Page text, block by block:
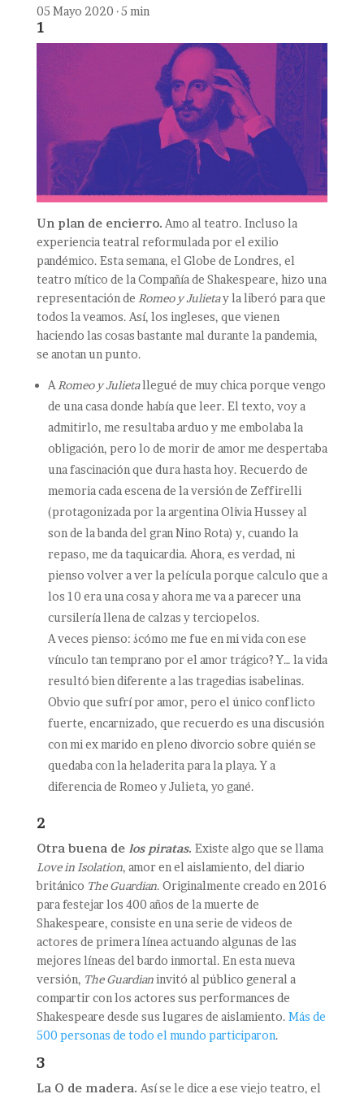
05 Mayo 2020 · 5 min
1
Un plan de encierro. Amo al teatro. Incluso la
experiencia teatral reformulada por el exilio
pandémico. Esta semana, el Globe de Londres, el
teatro mítico de la Compañía de Shakespeare, hizo una
representación de Romeo y Julietay la liberó para que
todos la veamos. Así, los ingleses, que vienen
haciendo las cosas bastante mal durante la pandemia,
se anotan un punto.
A Romeo y Julietallegué de muy chica porque vengo
de una casa donde había que leer. El texto, voy a
admitirlo, me resultaba arduo y me embolaba la
obligación, pero lo de morir de amor me despertaba
una fascinación que dura hasta hoy. Recuerdo de
memoria cada escena de la versión de Zeffirelli
(protagonizada por la argentina Olivia Hussey al
son de la banda del gran Nino Rota) y, cuando la
repaso, me da taquicardia. Ahora, es verdad, ni
pienso volver a ver la película porque calculo que a
los 10 era una cosa y ahora me va a parecer una
cursilería llena de calzas y terciopelos.
A veces pienso: ¿cómo me fue en mi vida con ese
vínculo tan temprano por el amor trágico? Y… la vida
resultó bien diferente a las tragedias isabelinas.
Obvio que sufrí por amor, pero el único conflicto
fuerte, encarnizado, que recuerdo es una discusión
con mi ex marido en pleno divorcio sobre quién se
quedaba con la heladerita para la playa. Y a
diferencia de Romeo y Julieta, yo gané.
2
Otra buena de los piratas. Existe algo que se llama
Love in Isolation, amor en el aislamiento, del diario
británico The Guardian. Originalmente creado en 2016
para festejar los 400 años de la muerte de
Shakespeare, consiste en una serie de videos de
actores de primera línea actuando algunas de las
mejores líneas del bardo inmortal. En esta nueva
versión, The Guardianinvitó al público general a
compartir con los actores sus performances de
Shakespeare desde sus lugares de aislamiento. Más de
500 personas de todo el mundo participaron.
3
La O de madera. Así se le dice a ese viejo teatro, el